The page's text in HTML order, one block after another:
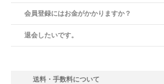
会員登録にはお金がかかりますか？
退会したいです。
送料・手数料について